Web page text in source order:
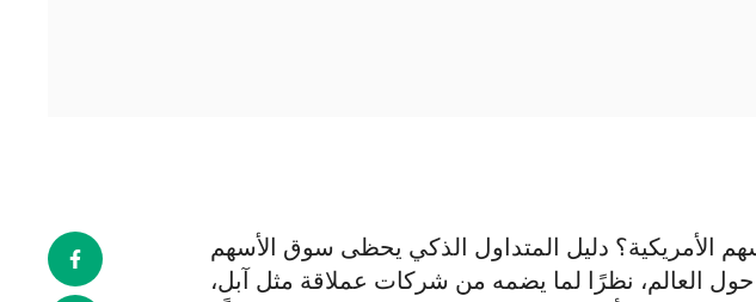
الأمريكية؟ دليل المتداول الذكي يحظى سوق الأسهم
حول العالم، نظرًا لما يضمه من شركات عملاقة مثل آبل،